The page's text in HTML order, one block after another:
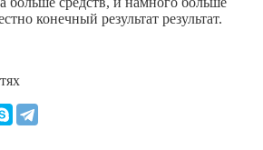
конечный результат результат.